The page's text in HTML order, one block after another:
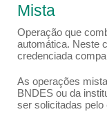
Mista
Operação que
automática. Neste
credenciada
As operações
BNDES ou da
ser solicitadas pelo